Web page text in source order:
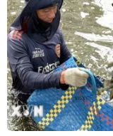
minh châu Âu
16/05/2019 00:51
Brexit chỉ được
còn lại của EU, và
từ các vấn đề
nhân đối với các